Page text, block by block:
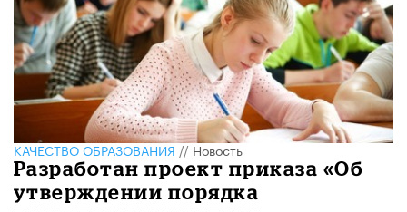
КАЧЕСТВО ОБРАЗОВАНИЯ//Новость
Разработан проект приказа «Об
утверждении порядка